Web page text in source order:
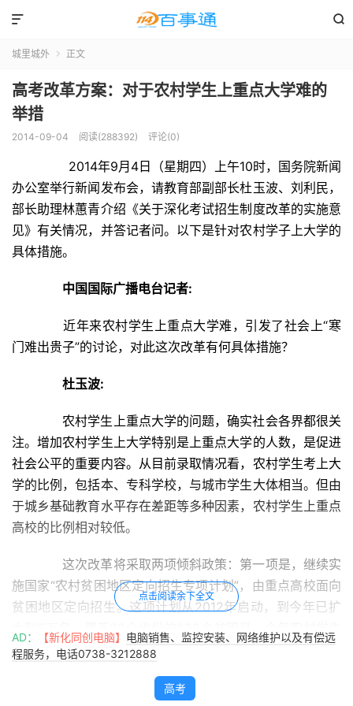


城里城外  正文
高考改革方案：对于农村学生上重点大学难的
举措
2014-09-04 阅读(288392) 评论(0)
2014年9月4日（星期四）上午10时，国务院新闻
办公室举行新闻发布会，请教育部副部长杜玉波、刘利民，
部长助理林蕙青介绍《关于深化考试招生制度改革的实施意
见》有关情况，并答记者问。以下是针对农村学子上大学的
具体措施。
中国国际广播电台记者:
近年来农村学生上重点大学难，引发了社会上“寒
门难出贵子”的讨论，对此这次改革有何具体措施？
杜玉波:
农村学生上重点大学的问题，确实社会各界都很关
注。增加农村学生上大学特别是上重点大学的人数，是促进
社会公平的重要内容。从目前录取情况看，农村学生考上大
学的比例，包括本、专科学校，与城市学生大体相当。但由
于城乡基础教育水平存在差距等多种因素，农村学生上重点
高校的比例相对较低。
这次改革将采取两项倾斜政策：第一项是，继续实
施国家“农村贫困地区定向招生专项计划”，由重点高校面向
贫困地区定向招生。这项计划从2012年启动，到今年已扩
大到5万名，覆盖22个省份的832个贫困县，今年农村学生
上重点高校人数比2013年增加了11.4%。第二项是，部属高
远、贫困、民族地区的农村学生。
点击阅读余下全文
AD： 【新化同创电脑】 电脑销售、监控安装、网络维护以及有偿远
程服务，电话0738-3212888
高考